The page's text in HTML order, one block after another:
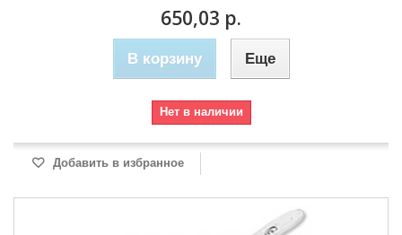
650,03 р.
В корзину Еще
Нет в наличии
Добавить в избранное